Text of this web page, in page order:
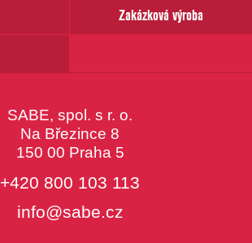
Zakázková výroba
SABE, spol. s r. o.
Na Březince 8
150 00 Praha 5
+420 800 103 113
info@sabe.cz